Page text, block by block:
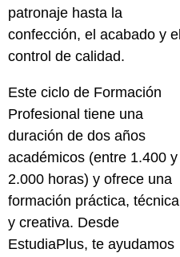
patronaje hasta la
confección, el acabado y el
control de calidad.
Este ciclo de Formación
Profesional tiene una
duración de dos años
académicos (entre 1.400 y
2.000 horas) y ofrece una
formación práctica, técnica
y creativa. Desde
EstudiaPlus, te ayudamos